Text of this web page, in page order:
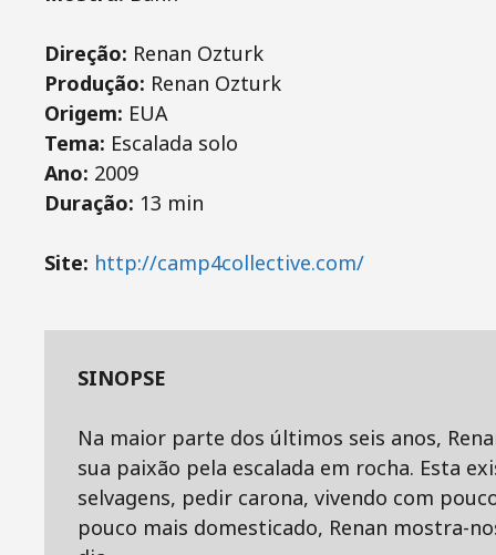
Direção: Renan Ozturk
Produção: Renan Ozturk
Origem: EUA
Tema: Escalada solo
Ano: 2009
Duração: 13 min
Site: http://camp4collective.com/
SINOPSE
Na maior parte dos últimos seis anos,
sua paixão pela escalada em rocha. Esta
selvagens, pedir carona, vivendo com
pouco mais domesticado, Renan mostra-